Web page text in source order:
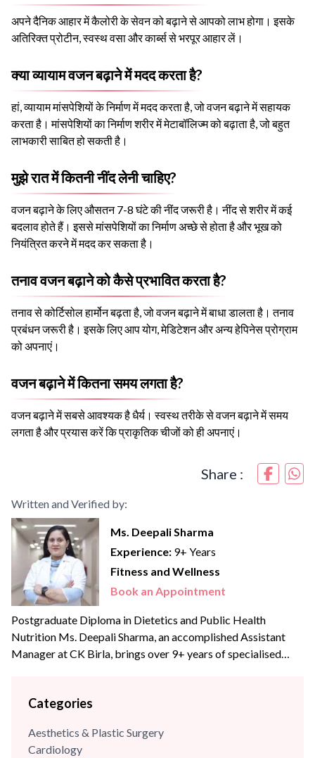
अपने दैनिक आहार में कैलोरी के सेवन को बढ़ाने से आपको लाभ होगा। इसके
अतिरिक्त प्रोटीन, स्वस्थ वसा और कार्ब्स से भरपूर आहार लें।
क्या व्यायाम वजन बढ़ाने में मदद करता है?
हां, व्यायाम मांसपेशियों के निर्माण में मदद करता है, जो वजन बढ़ाने में सहायक
करता है। मांसपेशियों का निर्माण शरीर में मेटाबॉलिज्म को बढ़ाता है, जो बहुत
लाभकारी साबित हो सकती है।
मुझे रात में कितनी नींद लेनी चाहिए?
वजन बढ़ाने के लिए औसतन 7-8 घंटे की नींद जरूरी है। नींद से शरीर में कई
बदलाव होते हैं। इससे मांसपेशियों का निर्माण अच्छे से होता है और भूख को
नियंत्रित करने में मदद कर सकता है।
तनाव वजन बढ़ाने को कैसे प्रभावित करता है?
तनाव से कोर्टिसोल हार्मोन बढ़ता है, जो वजन बढ़ाने में बाधा डालता है। तनाव
प्रबंधन जरूरी है। इसके लिए आप योग, मेडिटेशन और अन्य हेपिनेस प्रोग्राम
को अपनाएं।
वजन बढ़ाने में कितना समय लगता है?
वजन बढ़ाने में सबसे आवश्यक है धैर्य। स्वस्थ तरीके से वजन बढ़ाने में समय
लगता है और प्रयास करें कि प्राकृतिक चीजों को ही अपनाएं।
Share :
Written and Verified by:
Ms. Deepali Sharma
Experience: 9+ Years
Fitness and Wellness
Book an Appointment
Postgraduate Diploma in Dietetics and Public Health
Nutrition Ms. Deepali Sharma, an accomplished Assistant
Manager at CK Birla, brings over 9+ years of specialised
leveraged her skills to enhance wellness programs and
Categories
Aesthetics & Plastic Surgery
Cardiology